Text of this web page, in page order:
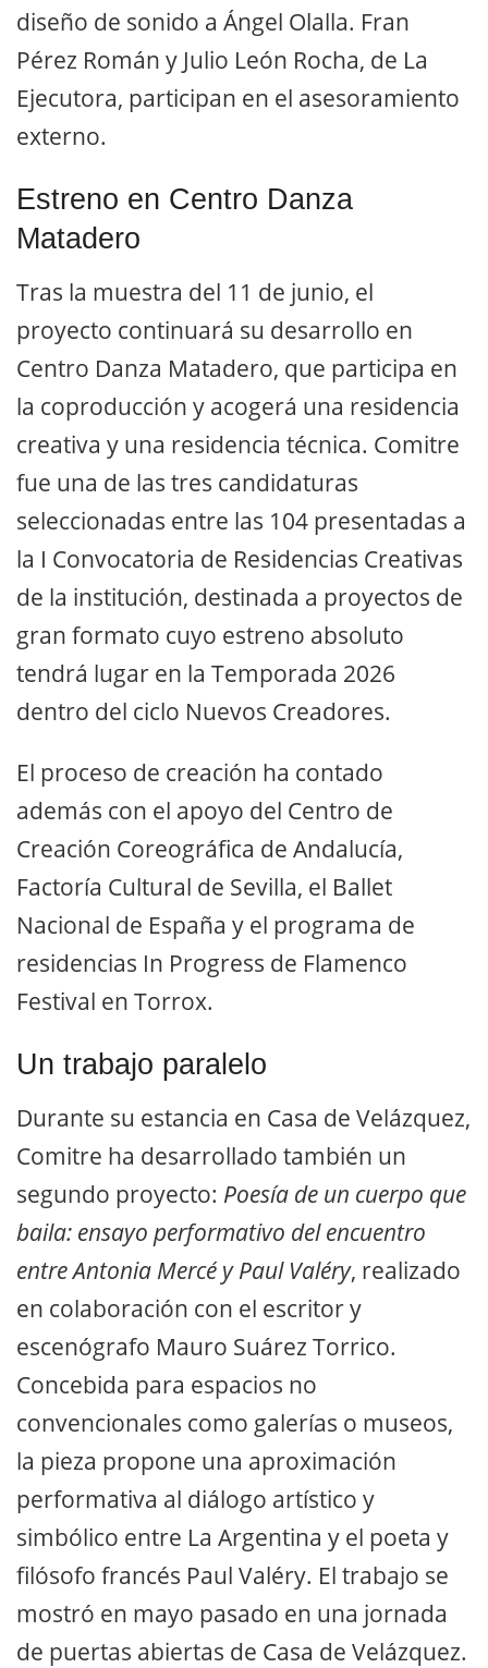
diseño de sonido a Ángel Olalla. Fran
Pérez Román y Julio León Rocha, de La
Ejecutora, participan en el asesoramiento
externo.
Estreno en Centro Danza
Matadero
Tras la muestra del 11 de junio, el
proyecto continuará su desarrollo en
Centro Danza Matadero, que participa en
la coproducción y acogerá una residencia
creativa y una residencia técnica. Comitre
fue una de las tres candidaturas
seleccionadas entre las 104 presentadas a
la I Convocatoria de Residencias Creativas
de la institución, destinada a proyectos de
gran formato cuyo estreno absoluto
tendrá lugar en la Temporada 2026
dentro del ciclo Nuevos Creadores.
El proceso de creación ha contado
además con el apoyo del Centro de
Creación Coreográfica de Andalucía,
Factoría Cultural de Sevilla, el Ballet
Nacional de España y el programa de
residencias In Progress de Flamenco
Festival en Torrox.
Un trabajo paralelo
Durante su estancia en Casa de Velázquez,
Comitre ha desarrollado también un
segundo proyecto: Poesía de un cuerpo que
baila: ensayo performativo del encuentro
entre Antonia Mercé y Paul Valéry, realizado
en colaboración con el escritor y
escenógrafo Mauro Suárez Torrico.
Concebida para espacios no
convencionales como galerías o museos,
la pieza propone una aproximación
performativa al diálogo artístico y
simbólico entre La Argentina y el poeta y
filósofo francés Paul Valéry. El trabajo se
mostró en mayo pasado en una jornada
de puertas abiertas de Casa de Velázquez.